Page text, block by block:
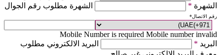
الشهرة * الشهرة مطلوب رقم الجوال
رقم الاتصال*
Mobile Number is required Mobile number invalid
البريد *
البريد الالكتروني مطلوب